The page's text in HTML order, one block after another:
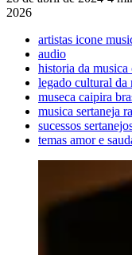
2026
artistas icone
audio
historia da musica
legado cultural da
museca caipira
musica sertaneja
sucessos
temas amor e